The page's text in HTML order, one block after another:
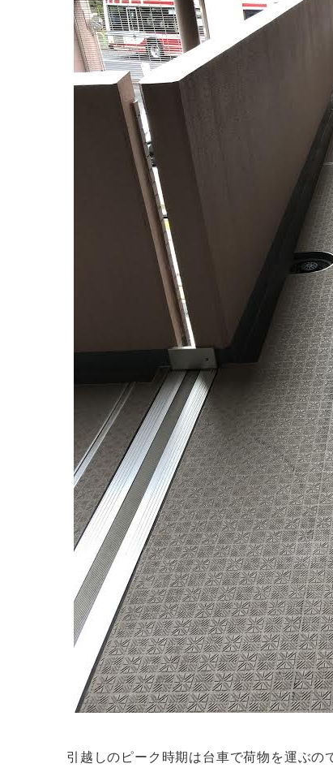
引越しのピーク時期は台車で荷物を運ぶの